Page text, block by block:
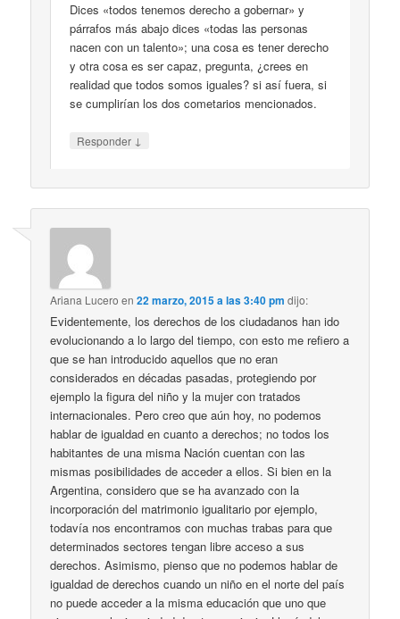
Dices «todos tenemos derecho a gobernar» y
párrafos más abajo dices «todas las personas
nacen con un talento»; una cosa es tener derecho
y otra cosa es ser capaz, pregunta, ¿crees en
realidad que todos somos iguales? si así fuera, si
se cumplirían los dos cometarios mencionados.
Responder ↓
Ariana Lucero en22 marzo, 2015 a las 3:40 pm dijo:
Evidentemente, los derechos de los ciudadanos han ido
evolucionando a lo largo del tiempo, con esto me refiero a
que se han introducido aquellos que no eran
considerados en décadas pasadas, protegiendo por
ejemplo la figura del niño y la mujer con tratados
internacionales. Pero creo que aún hoy, no podemos
hablar de igualdad en cuanto a derechos; no todos los
habitantes de una misma Nación cuentan con las
mismas posibilidades de acceder a ellos. Si bien en la
Argentina, considero que se ha avanzado con la
incorporación del matrimonio igualitario por ejemplo,
todavía nos encontramos con muchas trabas para que
determinados sectores tengan libre acceso a sus
derechos. Asimismo, pienso que no podemos hablar de
igualdad de derechos cuando un niño en el norte del país
no puede acceder a la misma educación que uno que